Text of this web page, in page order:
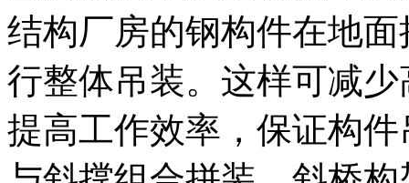
结构厂房的钢构件在地
行整体吊装。这样可减
提高工作效率，保证构